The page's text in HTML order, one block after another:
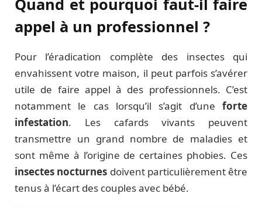
Quand et pourquoi faut-il faire
appel à un professionnel ?
Pour l’éradication complète des insectes qui
envahissent votre maison, il peut parfois s’avérer
utile de faire appel à des professionnels. C’est
notamment le cas lorsqu’il s’agit d’une forte
infestation. Les cafards vivants peuvent
transmettre un grand nombre de maladies et
sont même à l’origine de certaines phobies. Ces
insectes nocturnes doivent particulièrement être
tenus à l’écart des couples avec bébé.